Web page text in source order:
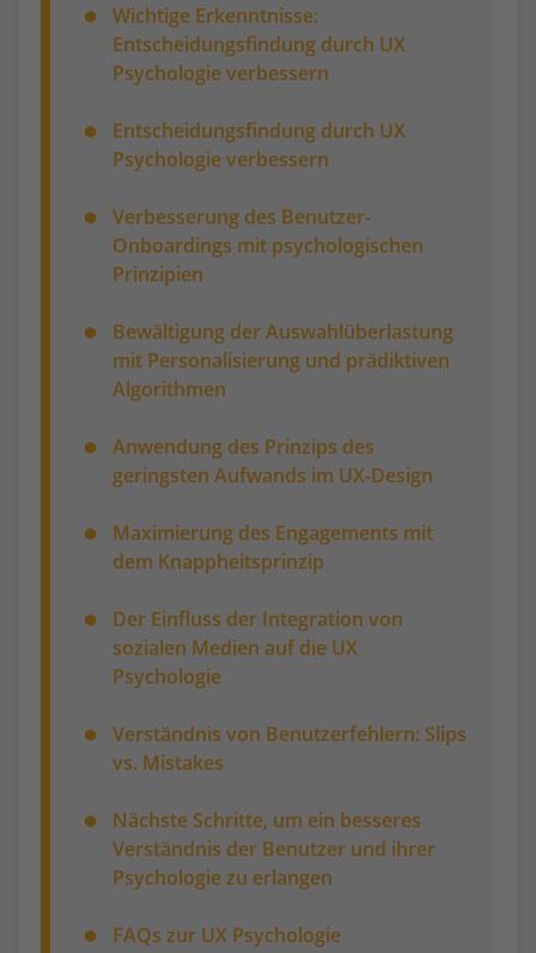
Wichtige Erkenntnisse:
Entscheidungsfindung durch UX
Psychologie verbessern
Entscheidungsfindung durch UX
Psychologie verbessern
Verbesserung des Benutzer-
Onboardings mit psychologischen
Prinzipien
Bewältigung der Auswahlüberlastung
mit Personalisierung und prädiktiven
Algorithmen
Anwendung des Prinzips des
geringsten Aufwands im UX-Design
Maximierung des Engagements mit
dem Knappheitsprinzip
Der Einfluss der Integration von
sozialen Medien auf die UX
Psychologie
Verständnis von Benutzerfehlern: Slips
vs. Mistakes
Nächste Schritte, um ein besseres
Verständnis der Benutzer und ihrer
Psychologie zu erlangen
FAQs zur UX Psychologie